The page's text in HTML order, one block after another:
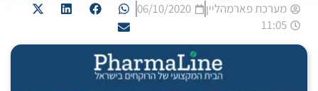
מערכת פארמהליין
06/10/2020
11:05